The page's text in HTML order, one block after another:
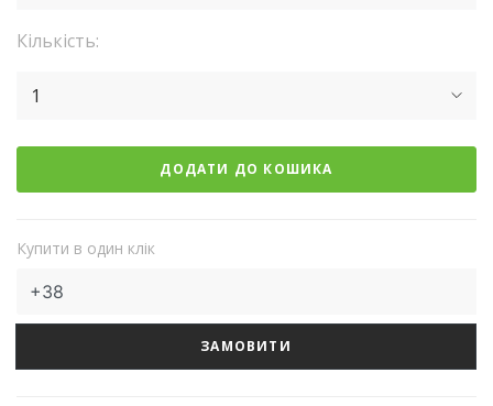
Кількість:
1
ДОДАТИ ДО КОШИКА
Купити в один клік
ЗАМОВИТИ